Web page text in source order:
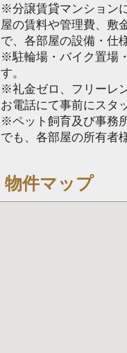
※分譲賃貸マンション
屋の賃料や管理費、敷
で、各部屋の設備・仕
※駐輪場・バイク置場
す。
※礼金ゼロ、フリーレ
お電話にて事前にスタ
※ペット飼育及び事務
でも、各部屋の所有者
物件マップ